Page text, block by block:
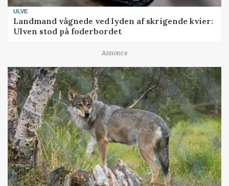
ULVE
Landmand vågnede ved lyden af skrigende kvier:
Ulven stod på foderbordet
Annonce